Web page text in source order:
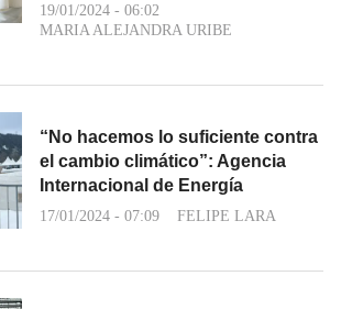
19/01/2024 - 06:02
MARIA ALEJANDRA URIBE
“No hacemos lo suficiente contra
el cambio climático”: Agencia
Internacional de Energía
17/01/2024 - 07:09 FELIPE LARA